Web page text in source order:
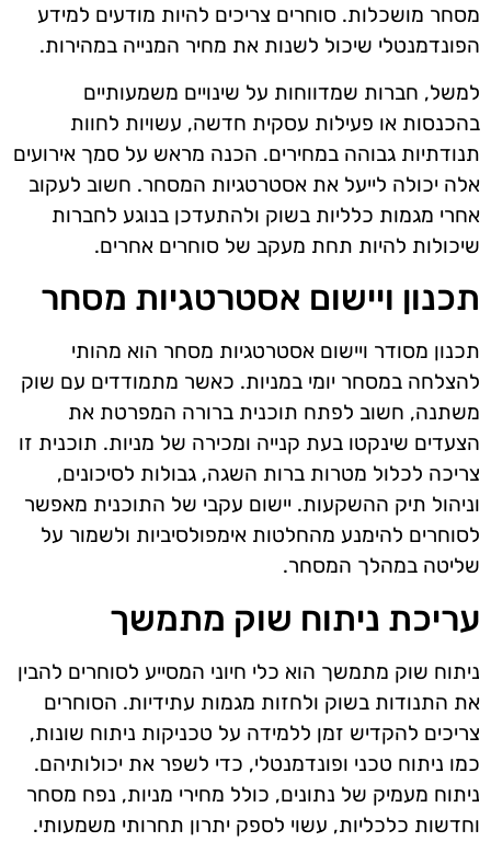
מסחר מושכלות. סוחרים צריכים להיות מודעים למידע
הפונדמנטלי שיכול לשנות את מחיר המנייה במהירות.
למשל, חברות שמדווחות על שינויים משמעותיים
בהכנסות או פעילות עסקית חדשה, עשויות לחוות
תנודתיות גבוהה במחירים. הכנה מראש על סמך אירועים
אלה יכולה לייעל את אסטרטגיות המסחר. חשוב לעקוב
אחרי מגמות כלליות בשוק ולהתעדכן בנוגע לחברות
שיכולות להיות תחת מעקב של סוחרים אחרים.
תכנון ויישום אסטרטגיות מסחר
תכנון מסודר ויישום אסטרטגיות מסחר הוא מהותי
להצלחה במסחר יומי במניות. כאשר מתמודדים עם שוק
משתנה, חשוב לפתח תוכנית ברורה המפרטת את
הצעדים שינקטו בעת קנייה ומכירה של מניות. תוכנית זו
צריכה לכלול מטרות ברות השגה, גבולות לסיכונים,
וניהול תיק ההשקעות. יישום עקבי של התוכנית מאפשר
לסוחרים להימנע מהחלטות אימפולסיביות ולשמור על
שליטה במהלך המסחר.
עריכת ניתוח שוק מתמשך
ניתוח שוק מתמשך הוא כלי חיוני המסייע לסוחרים להבין
את התנודות בשוק ולחזות מגמות עתידיות. הסוחרים
צריכים להקדיש זמן ללמידה על טכניקות ניתוח שונות,
כמו ניתוח טכני ופונדמנטלי, כדי לשפר את יכולותיהם.
ניתוח מעמיק של נתונים, כולל מחירי מניות, נפח מסחר
וחדשות כלכליות, עשוי לספק יתרון תחרותי משמעותי.